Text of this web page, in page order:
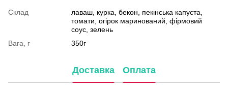
Склад
лаваш, курка, бекон, пекінська капуста,
томати, огірок маринований, фірмовий
соус, зелень
Вага, г
350г
Доставка Оплата